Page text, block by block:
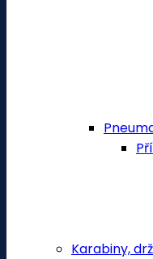
Karabiny,